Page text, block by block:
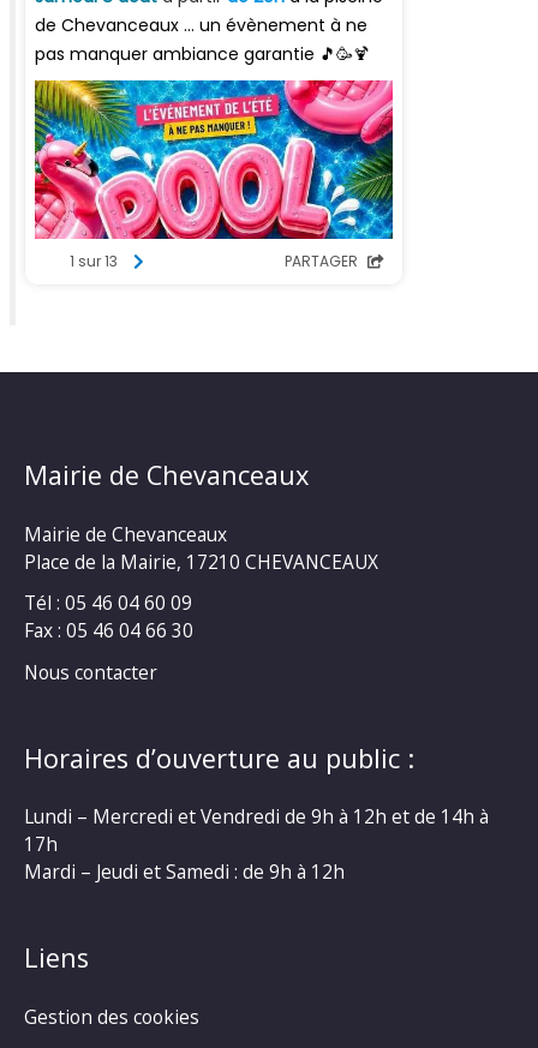
Mairie de Chevanceaux
Mairie de Chevanceaux
Place de la Mairie, 17210 CHEVANCEAUX
Tél : 05 46 04 60 09
Fax : 05 46 04 66 30
Nous contacter
Horaires d’ouverture au public :
Lundi – Mercredi et Vendredi de 9h à 12h et de 14h à
17h
Mardi – Jeudi et Samedi : de 9h à 12h
Liens
Gestion des cookies